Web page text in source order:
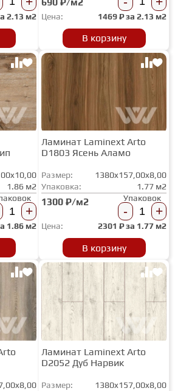
2.13 м2 Цена: 1469₽ за 2.13 м2
В корзину
1.86 м2
+
1.86 м2
Ламинат Laminext Arto
D1803 Ясень Аламо
Размер:
1380x157,00x8,00
Упаковка:
1.77 м2
1300 ₽/м2 Упаковок
- +
Цена: 2301 ₽ за 1.77 м2
В корзину
Ламинат Laminext Arto
D2052 Дуб Нарвик
Размер:
1380x157,00x8,00